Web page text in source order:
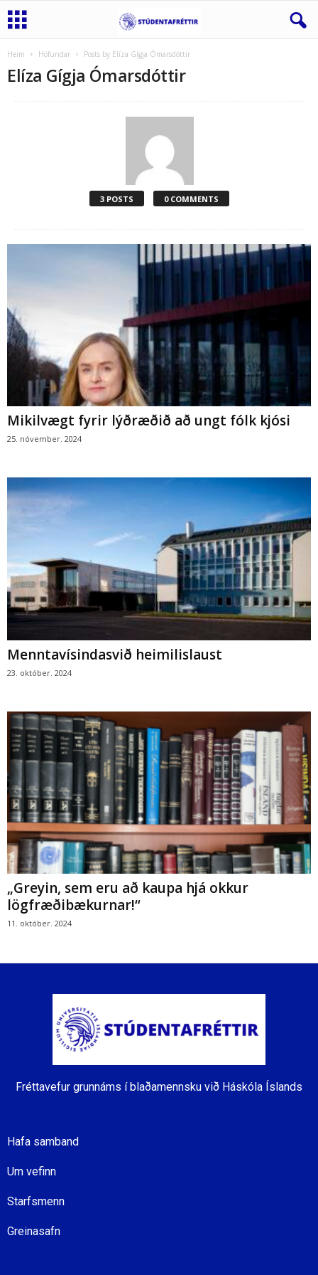
Heim Höfundar Posts by Elíza Gígja Ómarsdóttir
Elíza Gígja Ómarsdóttir
3 POSTS 0 COMMENTS
Mikilvægt fyrir lýðræðið að ungt fólk kjósi
25. nóvember. 2024
Menntavísindasvið heimilislaust
23. október. 2024
„Greyin, sem eru að kaupa hjá okkur
lögfræðibækurnar!“
11. október. 2024
Fréttavefur grunnáms í blaðamennsku við Háskóla Íslands
Hafa samband
Um vefinn
Starfsmenn
Greinasafn